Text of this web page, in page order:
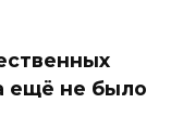
ещё не было